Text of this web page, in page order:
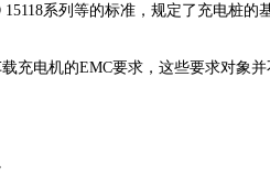
系列等的标准，规定了充电桩的
电机的EMC要求，这些要求对象